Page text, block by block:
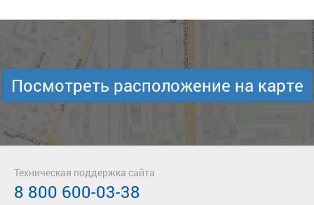
Посмотреть расположение на карте
Техническая поддержка сайта
8 800 600-03-38